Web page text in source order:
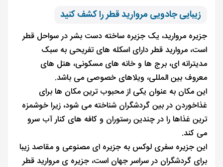
زیبایی جادویی مروارید قطر را کشف کنید
جزیره مروارید، یک جزیره ساخته دست بشر در سواحل قطر
است، مروارید قطر دارای اسکله های تفریحی به سبک
مدیترانه ای، برج ها و خانه های مسکونی، هتل های
معروف بین المللی، ویلاهای خصوصی می باشد.
این مکان به عنوان یکی از محبوب ترین مکان ها برای
غذاخوردن در بین گردشگران شناخته می شود، زیرا خوشمزه
ترین غذاها را در چندین رستوران و کافه های کنار آب سرو
می کند.
این جزیره سفری لوکس به جزیره ای مصنوعی و مقاصد زیبا
برای گردشگران در سراسر جهان است، جزیره ی مروارید قطر